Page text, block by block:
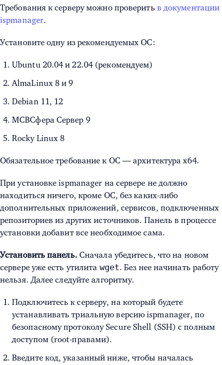
Требования к серверу можно проверить в документации
ispmanager.
Установите одну из рекомендуемых ОС:
Ubuntu 20.04 и 22.04 (рекомендуем)
AlmaLinux 8 и 9
Debian 11, 12
МСВСфера Сервер 9
Rocky Linux 8
Обязательное требование к ОС — архитектура x64.
При установке ispmanager на сервере не должно
находиться ничего, кроме ОС, без каких-либо
дополнительных приложений, сервисов, подключенных
репозиториев из других источников. Панель в процессе
установки добавит все необходимое сама.
Установить панель. Сначала убедитесь, что на новом
сервере уже есть утилита wget. Без нее начинать работу
нельзя. Далее следуйте алгоритму.
Подключитесь к серверу, на который будете
устанавливать триальную версию ispmanager, по
безопасному протоколу Secure Shell (SSH) с полным
доступом (root-правами).
Введите код, указанный ниже, чтобы началась